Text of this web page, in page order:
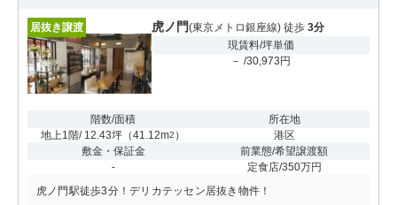
居抜き譲渡 虎ノ門(東京メトロ銀座線) 徒歩 3分
現賃料/坪単価
－ /30,973円
階数/面積
地上1階/ 12.43坪 （41.12m2 ）
所在地
港区
敷金・保証金
-
前業態/希望譲渡額
定食店/350万円
虎ノ門駅徒歩3分！デリカテッセン居抜き物件！